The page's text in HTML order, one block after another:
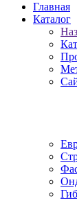
Главная
Каталог